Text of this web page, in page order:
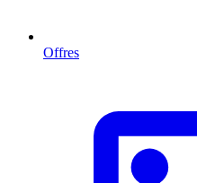
Offres